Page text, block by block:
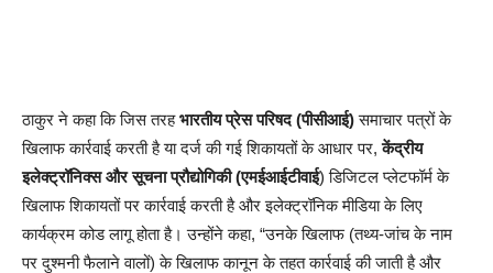
ठाकुर ने कहा कि जिस तरहभारतीय प्रेस परिषद (पीसीआई)समाचार पत्रों के
खिलाफ कार्रवाई करती है या दर्ज की गई शिकायतों के आधार पर,केंद्रीय
इलेक्ट्रॉनिक्स और सूचना प्रौद्योगिकी (एमईआईटीवाई) डिजिटल प्लेटफॉर्म के
खिलाफ शिकायतों पर कार्रवाई करती है और इलेक्ट्रॉनिक मीडिया के लिए
कार्यक्रम कोड लागू होता है। उन्होंने कहा, “उनके खिलाफ (तथ्य-जांच के नाम
पर दुश्मनी फैलाने वालों) के खिलाफ कानून के तहत कार्रवाई की जाती है और